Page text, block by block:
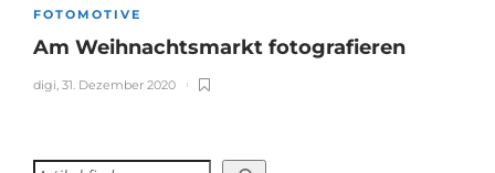
FOTOMOTIVE
Am Weihnachtsmarkt fotografieren
digi 31. Dezember 2020